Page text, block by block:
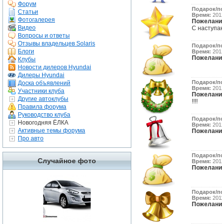
Форум
Статьи
Фотогалерея
Видео
Вопросы и ответы
Отзывы владельцев Solaris
Блоги
Клубы
Новости дилеров Hyundai
Дилеры Hyundai
Доска объявлений
Участники клуба
Другие автоклубы
Правила форума
Руководство клуба
Новогодняя ЁЛКА
Активные темы форума
Про авто
Случайное фото
Подарок/
Время:
С
Подарок/
Время:
Подарок/
Время:
!!!!
Подарок/
Время:
Подарок/
Время:
Подарок/
Время: